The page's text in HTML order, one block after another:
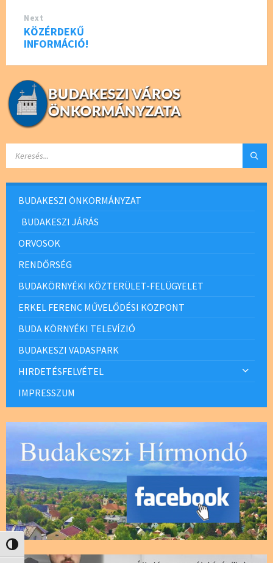
Nagy kontraszt váltása
Next
KÖZÉRDEKŰ
INFORMÁCIÓ!
BUDAKESZI ÖNKORMÁNYZAT
BUDAKESZI JÁRÁS
ORVOSOK
RENDŐRSÉG
BUDAKÖRNYÉKI KÖZTERÜLET-FELÜGYELET
ERKEL FERENC MŰVELŐDÉSI KÖZPONT
BUDA KÖRNYÉKI TELEVÍZIÓ
BUDAKESZI VADASPARK
HIRDETÉSFELVÉTEL
IMPRESSZUM